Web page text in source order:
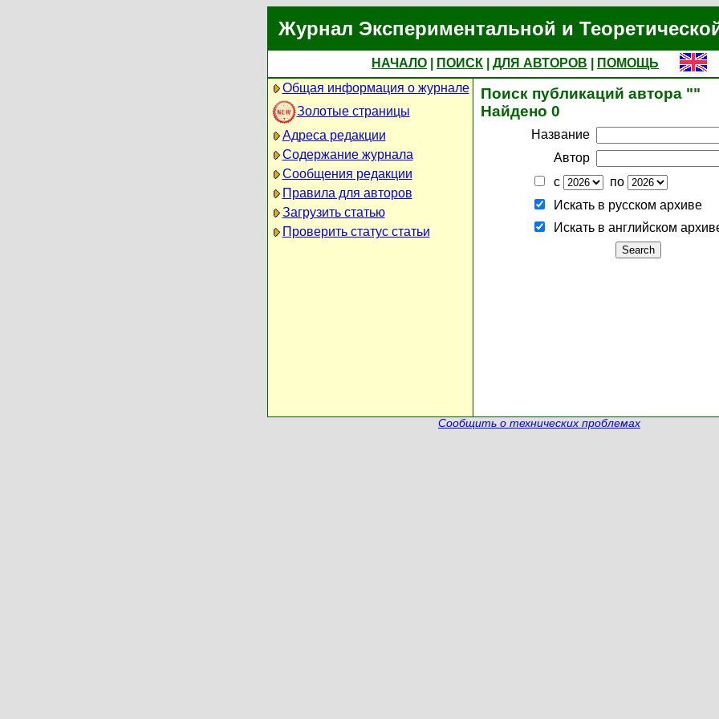
Журнал Экспериментальной и
НАЧАЛО ПОИСК ДЛЯ АВТОРОВ
ПОМОЩЬ
Общая информация о журнале
Золотые страницы
Адреса редакции
Содержание журнала
Сообщения редакции
Правила для авторов
Загрузить статью
Проверить статус статьи
Поиск публикаций автора ""
Найдено 0
Название
Автор
с
по
Искать в русском архиве
Искать в английском
Сообщить о технических проблемах